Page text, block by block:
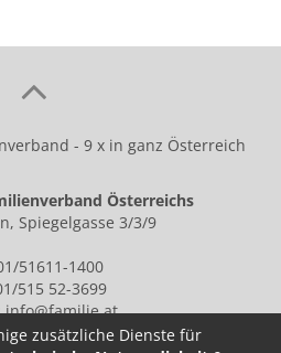
- 9 x in ganz Österreich
Österreichs
Spiegelgasse 3/3/9
51611-1400
515 52-3699
info@familie.at
zusätzliche Dienste für